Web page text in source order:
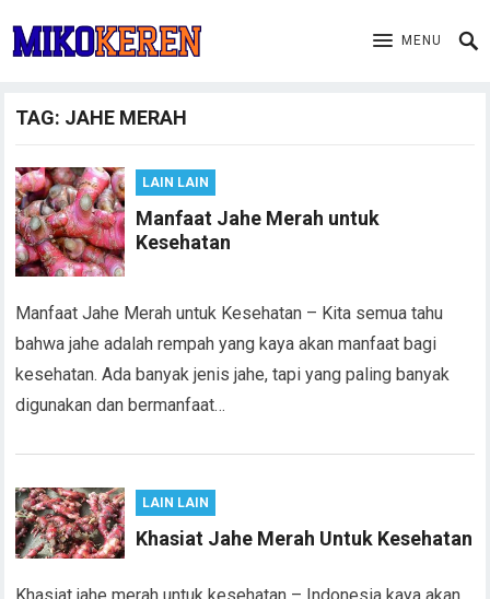
MENU
TAG: JAHE MERAH
LAIN LAIN
Manfaat Jahe Merah untuk
Kesehatan
Manfaat Jahe Merah untuk Kesehatan – Kita semua tahu
bahwa jahe adalah rempah yang kaya akan manfaat bagi
kesehatan. Ada banyak jenis jahe, tapi yang paling banyak
digunakan dan bermanfaat…
LAIN LAIN
Khasiat Jahe Merah Untuk Kesehatan
Khasiat jahe merah untuk kesehatan – Indonesia kaya akan